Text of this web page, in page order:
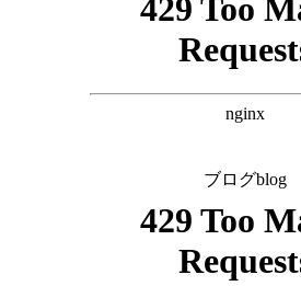
ブログblog